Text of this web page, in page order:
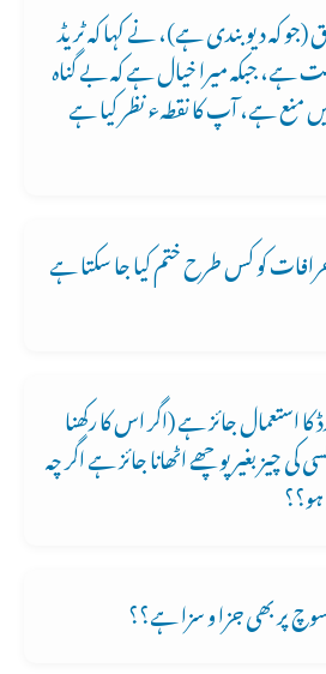
(جو کہ دیو بندی ہے)، نے کہا کہ ٹریڈ
ہے، جبکہ میرا خیال ہے کہ بے گناہ
میں منع ہے، آپ کا نقطہء نظر کیا ہے
کو کس طرح ختم کیا جا سکتا ہے
کا استعمال جائز ہے (اگر اس کا رکھنا
4۔ کیا کسی کی چیز بغیر پوچھے اٹھانا جائز ہے اگر چہ
پر بھی جزا و سزا ہے؟؟